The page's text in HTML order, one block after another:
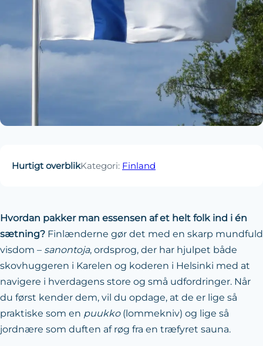
Hurtigt overblikKategori: Finland
Hvordan pakker man essensen af et helt folk ind i én
sætning? Finlænderne gør det med en skarp mundfuld
visdom – sanontoja, ordsprog, der har hjulpet både
skov­huggeren i Karelen og koderen i Helsinki med at
navigere i hverdagens store og små udfordringer. Når
du først kender dem, vil du opdage, at de er lige så
praktiske som en puukko(lommekniv) og lige så
jordnære som duften af røg fra en træfyret sauna.